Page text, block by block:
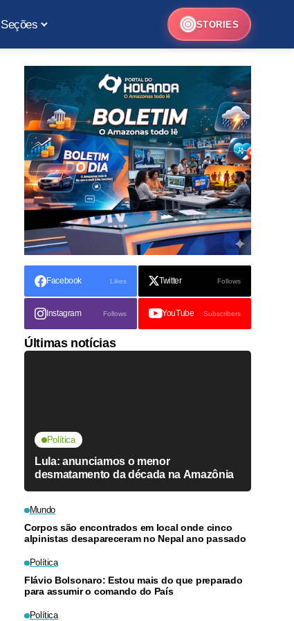
STORIES
Facebook Likes Twitter Follows
Instagram Follows YouTube Subscribers
Últimas notícias
Política
Lula: anunciamos o menor
desmatamento da década na Amazônia
Mundo
Corpos são encontrados em local onde cinco
alpinistas desapareceram no Nepal ano passado
Política
Flávio Bolsonaro: Estou mais do que preparado
para assumir o comando do País
Política